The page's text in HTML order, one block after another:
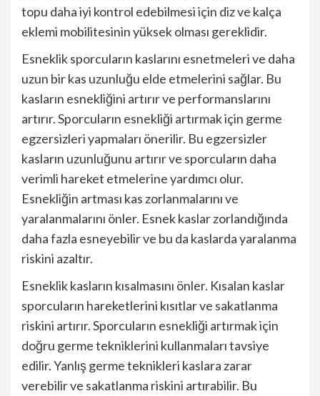
topu daha iyi kontrol edebilmesi için diz ve kalça
eklemi mobilitesinin yüksek olması gereklidir.
Esneklik sporcuların kaslarını esnetmeleri ve daha
uzun bir kas uzunluğu elde etmelerini sağlar. Bu
kasların esnekliğini artırır ve performanslarını
artırır. Sporcuların esnekliği artırmak için germe
egzersizleri yapmaları önerilir. Bu egzersizler
kasların uzunluğunu artırır ve sporcuların daha
verimli hareket etmelerine yardımcı olur.
Esnekliğin artması kas zorlanmalarını ve
yaralanmalarını önler. Esnek kaslar zorlandığında
daha fazla esneyebilir ve bu da kaslarda yaralanma
riskini azaltır.
Esneklik kasların kısalmasını önler. Kısalan kaslar
sporcuların hareketlerini kısıtlar ve sakatlanma
riskini artırır. Sporcuların esnekliği artırmak için
doğru germe tekniklerini kullanmaları tavsiye
edilir. Yanlış germe teknikleri kaslara zarar
verebilir ve sakatlanma riskini artırabilir. Bu